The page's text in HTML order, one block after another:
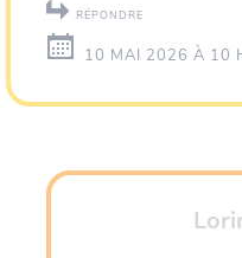
RÉPONDRE
10 MAI 2026 À 10